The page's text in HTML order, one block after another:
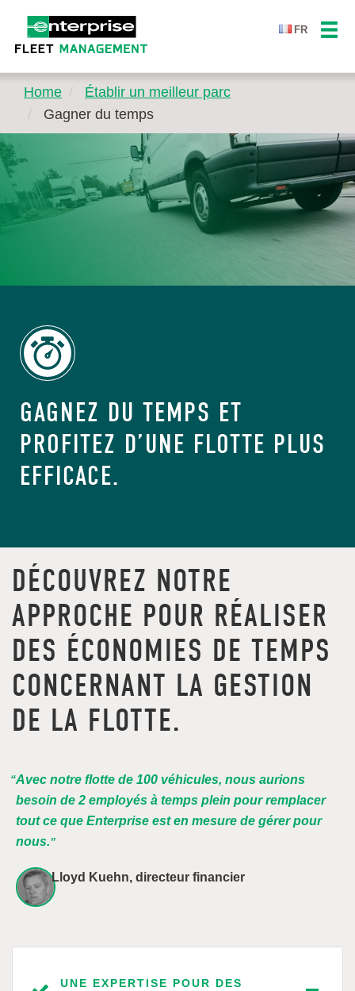
FR
Home
Établir un meilleur parc
Gagner du temps
GAGNEZ DU TEMPS ET
PROFITEZ D’UNE FLOTTE PLUS
EFFICACE.
DÉCOUVREZ NOTRE
APPROCHE POUR RÉALISER
DES ÉCONOMIES DE TEMPS
CONCERNANT LA GESTION
DE LA FLOTTE.
Avec notre flotte de 100 véhicules, nous aurions
besoin de 2 employés à temps plein pour remplacer
tout ce que Enterprise est en mesure de gérer pour
nous.
Lloyd Kuehn, directeur financier
UNE EXPERTISE POUR DES